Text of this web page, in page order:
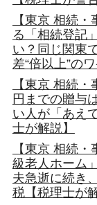
【東京 相続
る「相続登記
い？同じ関東
差“倍以上”の
【東京 相続
円までの贈与
い人が「あえ
士が解説】
【東京 相続
級老人ホーム
夫急逝に続き
税【税理士が